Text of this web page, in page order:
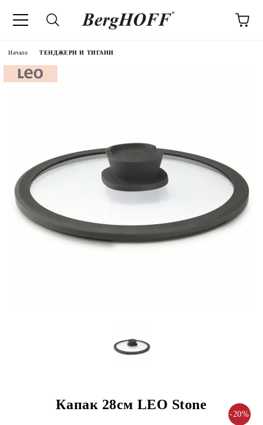
Начало ТЕНДЖЕРИ И ТИГАНИ
Капак 28см LEO Stone
-20%